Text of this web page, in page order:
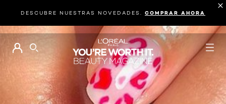
DESCUBRE NUESTRAS NOVEDADES. COMPRAR AHORA
BUSCAR